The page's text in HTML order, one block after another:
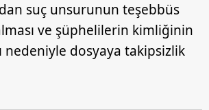
suç unsurunun teşebbüs
ve şüphelilerin kimliğinin
nedeniyle dosyaya takipsizlik